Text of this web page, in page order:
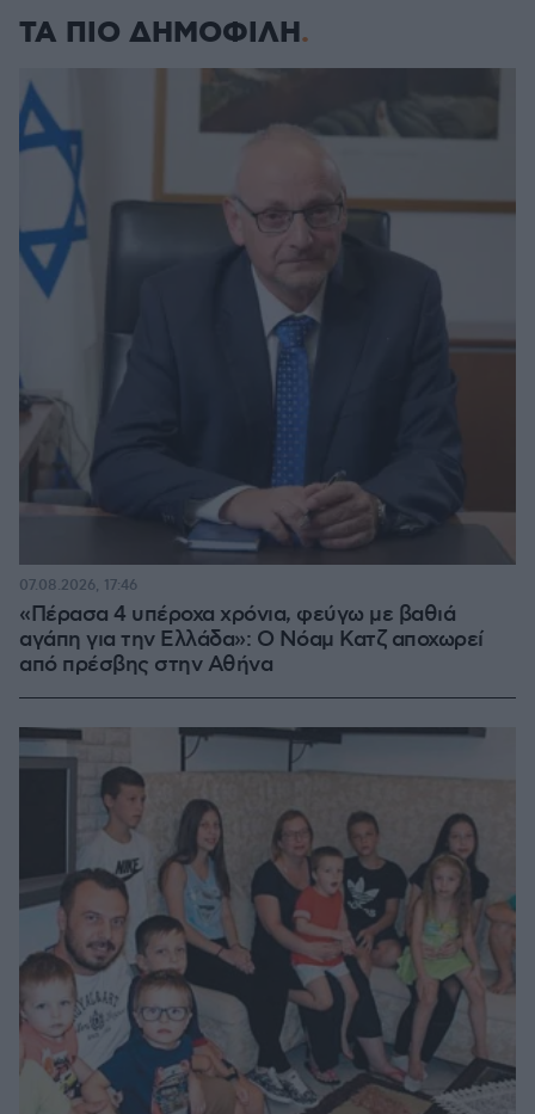
ΤΑ ΠΙΟ ΔΗΜΟΦΙΛΗ
«Πέρασα 4 υπέροχα χρόνια, φεύγω με βαθιά
αγάπη για την Ελλάδα»: Ο Νόαμ Κατζ αποχωρεί
από πρέσβης στην Αθήνα
07.08.2026, 17:46